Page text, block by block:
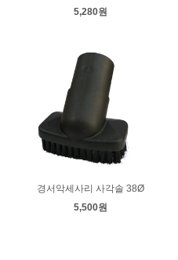
5,280원
경서악세사리 사각솔 38Ø
5,500원